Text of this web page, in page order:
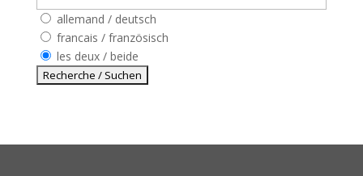
allemand / deutsch
francais / französisch
les deux / beide